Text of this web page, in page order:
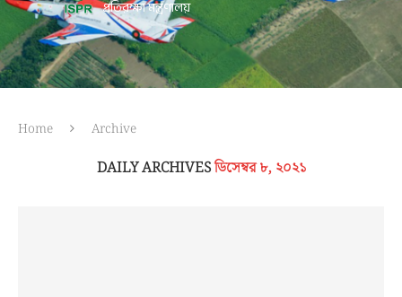
প্রতিরক্ষা মন্ত্রণালয়
Home Archive
DAILY ARCHIVESডিসেম্বর ৮, ২০২১